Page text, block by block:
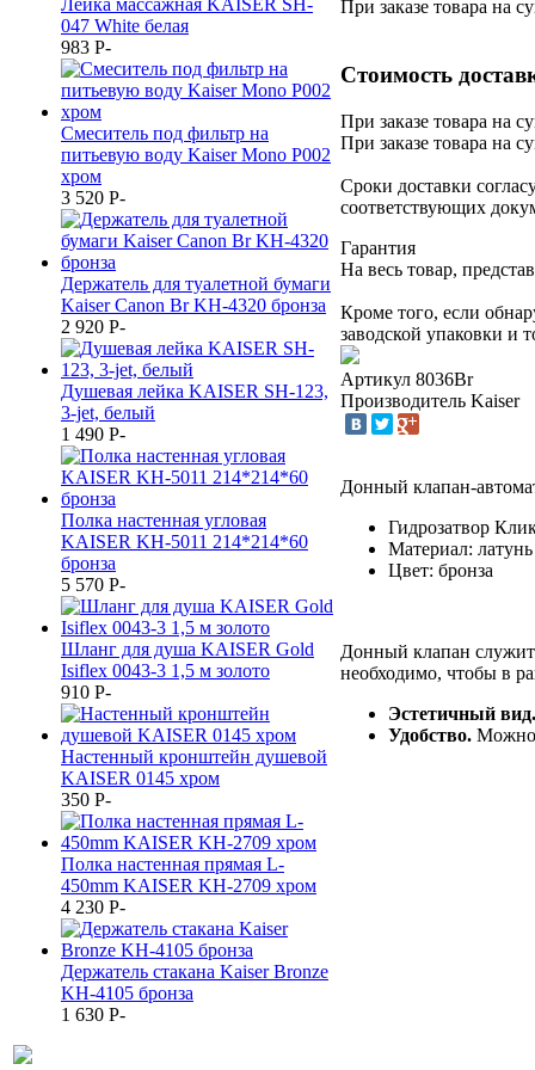
047 White белая
983 P-
Смеситель под фильтр на
питьевую воду Kaiser Mono P002
хром
3 520 P-
Держатель для туалетной бумаги
Kaiser Canon Br KH-4320 бронза
2 920 P-
Душевая лейка KAISER SH-123,
3-jet, белый
1 490 P-
Полка настенная угловая
KAISER KH-5011 214*214*60
бронза
5 570 P-
Шланг для душа KAISER Gold
Isiflex 0043-3 1,5 м золото
910 P-
Настенный кронштейн душевой
KAISER 0145 хром
350 P-
Полка настенная прямая L-
450mm KAISER KH-2709 хром
4 230 P-
Держатель стакана Kaiser Bronze
KH-4105 бронза
1 630 P-
При заказе товара на
Стоимость
При заказе товара на
При заказе товара на
Сроки доставки
соответствующих
Гарантия
На весь товар,
Кроме того, если
заводской упаковки и
Артикул 8036Br
Производитель Kaiser
Донный клапан-
Гидрозатвор
Материал: латунь
Цвет: бронза
Донный клапан служит
необходимо, чтобы в
Эстетичный вид.
Удобство. Можно